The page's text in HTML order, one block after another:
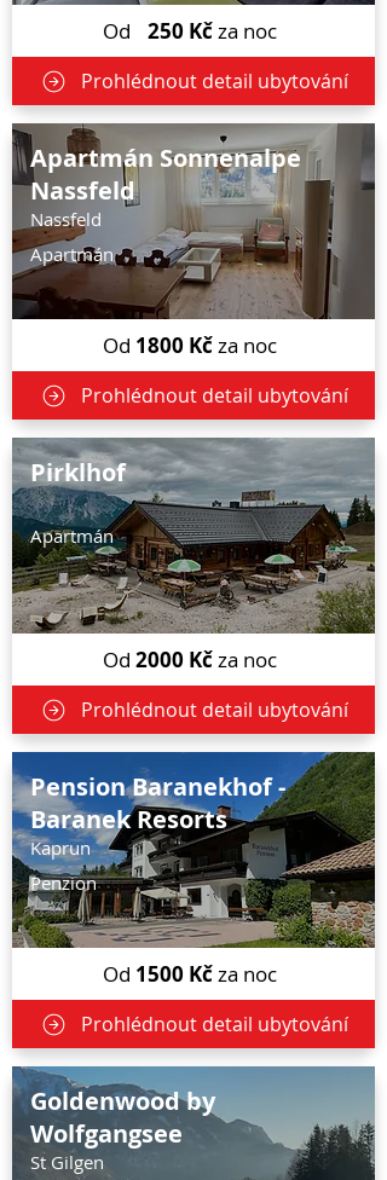
Od 250 Kčza noc
Prohlédnout detail ubytování
Apartmán Sonnenalpe
Nassfeld
Nassfeld
Apartmán
Od 1800 Kčza noc
Prohlédnout detail ubytování
Pirklhof
Apartmán
Od 2000 Kčza noc
Prohlédnout detail ubytování
Pension Baranekhof -
Baranek Resorts
Kaprun
Penzion
Od 1500 Kčza noc
Prohlédnout detail ubytování
Goldenwood by
Wolfgangsee
St Gilgen